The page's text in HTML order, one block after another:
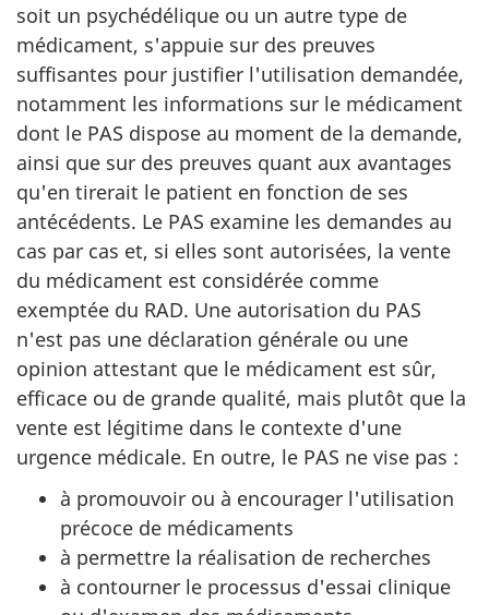
soit un psychédélique ou un autre type de
médicament, s'appuie sur des preuves
suffisantes pour justifier l'utilisation demandée,
notamment les informations sur le médicament
dont le PAS dispose au moment de la demande,
ainsi que sur des preuves quant aux avantages
qu'en tirerait le patient en fonction de ses
antécédents. Le PAS examine les demandes au
cas par cas et, si elles sont autorisées, la vente
du médicament est considérée comme
exemptée du RAD. Une autorisation du PAS
n'est pas une déclaration générale ou une
opinion attestant que le médicament est sûr,
efficace ou de grande qualité, mais plutôt que la
vente est légitime dans le contexte d'une
urgence médicale. En outre, le PAS ne vise pas :
à promouvoir ou à encourager l'utilisation
précoce de médicaments
à permettre la réalisation de recherches
à contourner le processus d'essai clinique